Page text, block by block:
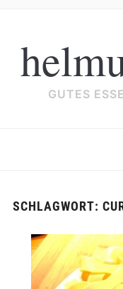
GUTES
SCHLAGWORT: